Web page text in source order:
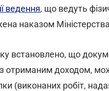
ведення, що ведуть
наказом
встановлено, що
отриманим доходом,
(виконаних робіт,